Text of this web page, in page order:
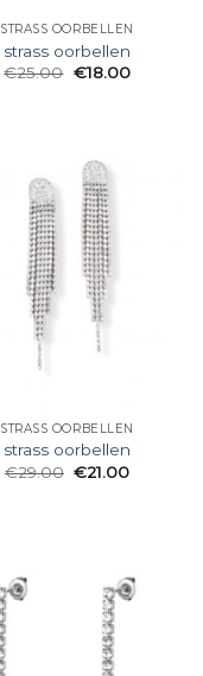
STRASS OORBELLEN
strass oorbellen
€25.00 €18.00
STRASS OORBELLEN
strass oorbellen
€29.00 €21.00